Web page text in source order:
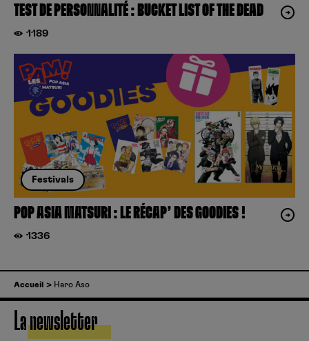
TEST DE PERSONNALITÉ : BUCKET LIST OF THE DEAD
1189
Festivals
POP ASIA MATSURI : LE RÉCAP’ DES GOODIES !
1336
Accueil Haro Aso
La newsletter